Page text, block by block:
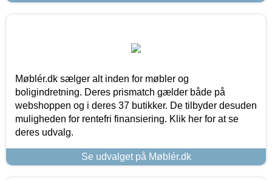
Møblér.dk sælger alt inden for møbler og
boligindretning. Deres prismatch gælder både på
webshoppen og i deres 37 butikker. De tilbyder desuden
muligheden for rentefri finansiering. Klik her for at se
deres udvalg.
Se udvalget på Møblér.dk